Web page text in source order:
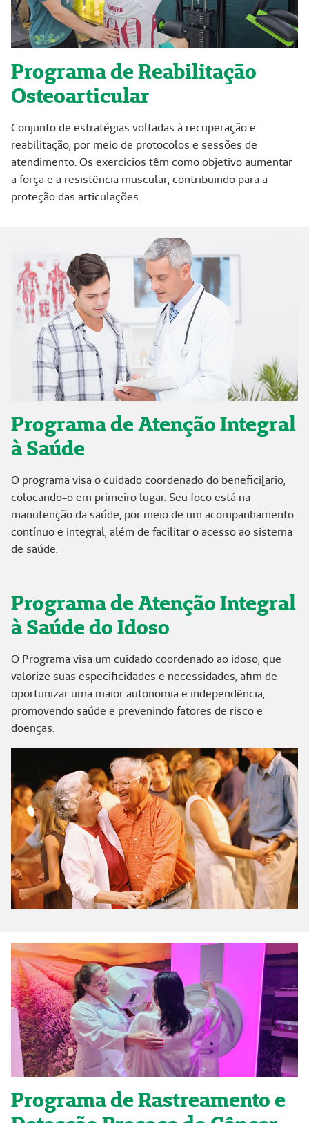
Programa de Reabilitação
Osteoarticular
Conjunto de estratégias voltadas à recuperação e
reabilitação, por meio de protocolos e sessões de
atendimento. Os exercícios têm como objetivo aumentar
a força e a resistência muscular, contribuindo para a
proteção das articulações.
Programa de Atenção Integral
à Saúde
O programa visa o cuidado coordenado do benefici[ario,
colocando-o em primeiro lugar. Seu foco está na
manutenção da saúde, por meio de um acompanhamento
contínuo e integral, além de facilitar o acesso ao sistema
de saúde.
Programa de Atenção Integral
à Saúde do Idoso
O Programa visa um cuidado coordenado ao idoso, que
valorize suas especificidades e necessidades, afim de
oportunizar uma maior autonomia e independência,
promovendo saúde e prevenindo fatores de risco e
doenças.
Programa de Rastreamento e